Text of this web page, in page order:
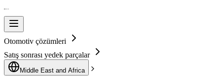
Otomotiv çözümleri
Satış sonrası yedek parçalar
Middle East and Africa